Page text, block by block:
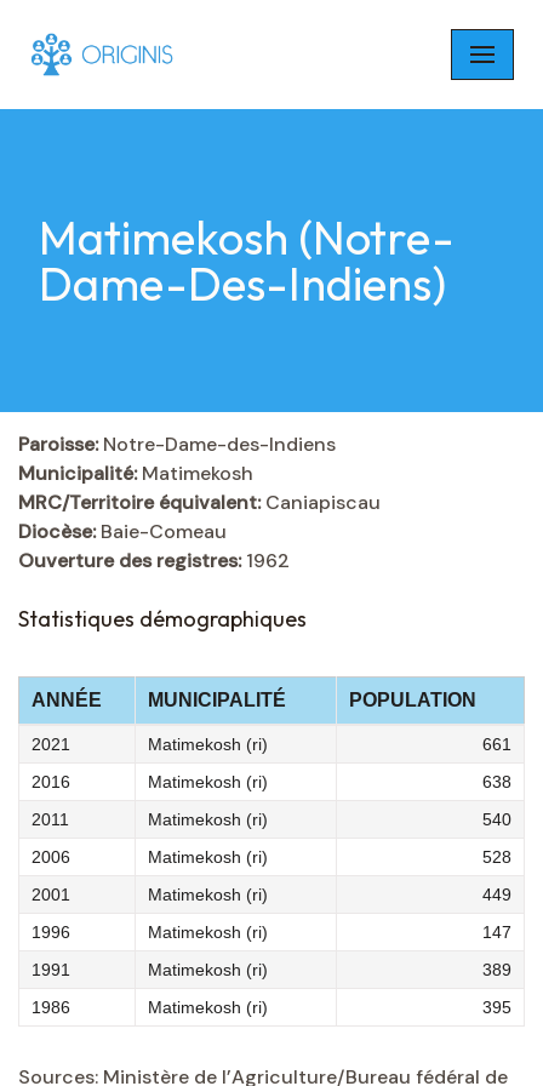
Skip
Matimekosh (Notre-
Dame-Des-Indiens)
Paroisse:Notre-Dame-des-Indiens
Municipalité:Matimekosh
MRC/Territoire équivalent:Caniapiscau
Diocèse:Baie-Comeau
Ouverture des registres:1962
Statistiques démographiques
ANNÉE MUNICIPALITÉ POPULATION
2021 Matimekosh (ri)
661
2016
Matimekosh (ri)
638
2011
Matimekosh (ri)
540
2006
Matimekosh (ri)
528
2001
Matimekosh (ri)
449
1996
Matimekosh (ri)
147
1991
Matimekosh (ri)
389
1986
Matimekosh (ri) 395
Sources: Ministère de l’Agriculture/Bureau fédéral de